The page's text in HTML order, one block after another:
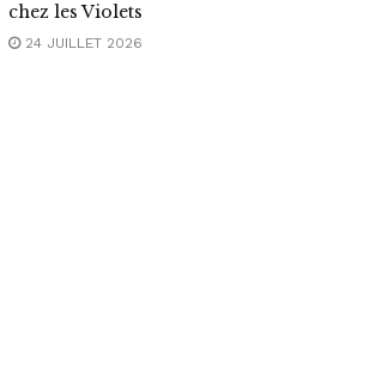
chez les Violets
24 JUILLET 2026